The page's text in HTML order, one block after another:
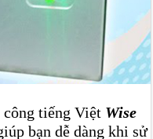
tiếng Việt Wise
bạn dễ dàng khi sử